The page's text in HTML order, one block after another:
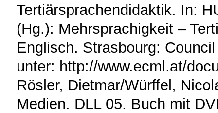
Tertiärsprachendidaktik. In:
(Hg.): Mehrsprachigkeit –
Englisch. Strasbourg:
unter: http://www.ecml.at/
Rösler, Dietmar/Würffel,
Medien. DLL 05. Buch mit